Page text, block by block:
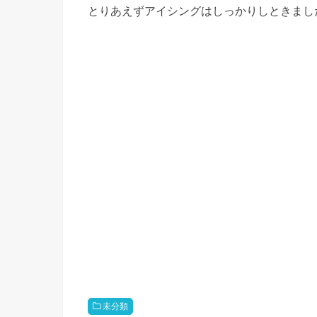
とりあえずアイシングはしっかりしときまし
未分類